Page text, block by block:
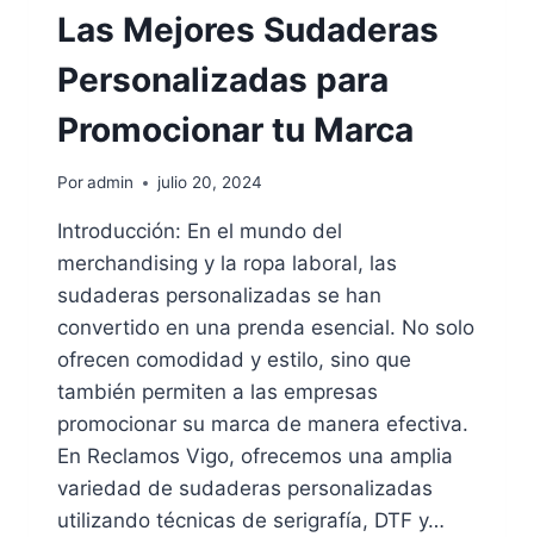
EMPRESA
Y
REGALO
PROMOCIONAL
VIGO:
Y
Las Mejores Sudaderas
Personalizadas para
Promocionar tu Marca
Poradmin julio 20, 2024
Introducción: En el mundo del
merchandising y la ropa laboral, las
sudaderas personalizadas se han
convertido en una prenda esencial. No solo
ofrecen comodidad y estilo, sino que
también permiten a las empresas
promocionar su marca de manera efectiva.
En Reclamos Vigo, ofrecemos una amplia
variedad de sudaderas personalizadas
utilizando técnicas de serigrafía, DTF y…